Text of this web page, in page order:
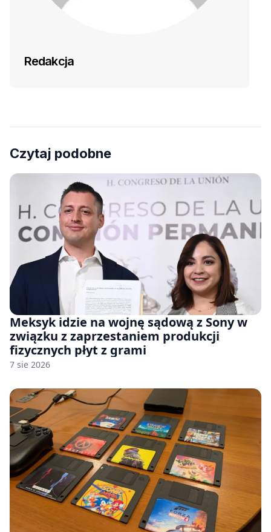
Redakcja
Czytaj podobne
Meksyk idzie na wojnę sądową z Sony w
związku z zaprzestaniem produkcji
fizycznych płyt z grami
7 sie 2026